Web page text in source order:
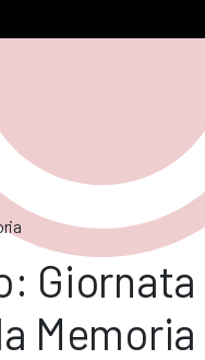
Giornata
Memoria